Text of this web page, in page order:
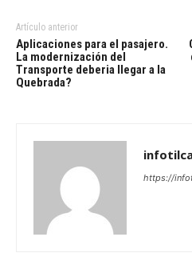
Artículo anterior
Aplicaciones para el pasajero.
La modernización del
Transporte deberia llegar a la
Quebrada?
https://